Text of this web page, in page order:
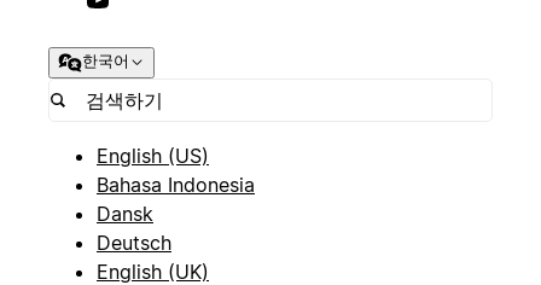
한국어
English (US)
Bahasa Indonesia
Dansk
Deutsch
English (UK)